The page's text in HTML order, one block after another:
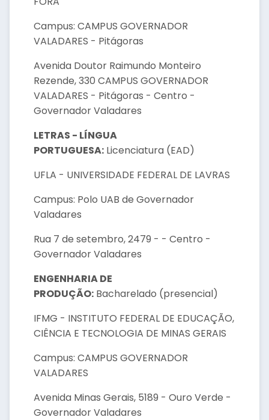
Campus: CAMPUS GOVERNADOR
VALADARES - Pitágoras
Avenida Doutor Raimundo Monteiro
Rezende, 330 CAMPUS GOVERNADOR
VALADARES - Pitágoras - Centro -
Governador Valadares
LETRAS - LÍNGUA
PORTUGUESA: Licenciatura (EAD)
UFLA - UNIVERSIDADE FEDERAL DE LAVRAS
Campus: Polo UAB de Governador
Valadares
Rua 7 de setembro, 2479 - - Centro -
Governador Valadares
ENGENHARIA DE
PRODUÇÃO: Bacharelado (presencial)
IFMG - INSTITUTO FEDERAL DE EDUCAÇÃO,
CIÊNCIA E TECNOLOGIA DE MINAS GERAIS
Campus: CAMPUS GOVERNADOR
VALADARES
Avenida Minas Gerais, 5189 - Ouro Verde -
Governador Valadares